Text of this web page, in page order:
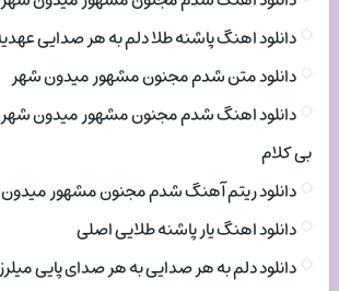
دانلود اهنگ پاشنه طلا دلم به هر صدایی
دانلود متن شدم مجنون مشهور میدون شهر
دانلود اهنگ شدم مجنون مشهور میدون
بی کلام
دانلود ریتم آهنگ شدم مجنون مشهور
دانلود اهنگ یار پاشنه طلایی اصلی
دانلود دلم به هر صدایی به هر صدای پایی